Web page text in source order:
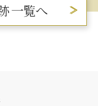
一覧へ